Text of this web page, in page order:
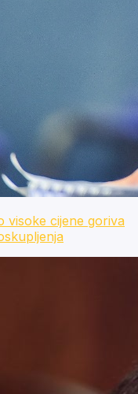
visoke cijene goriva